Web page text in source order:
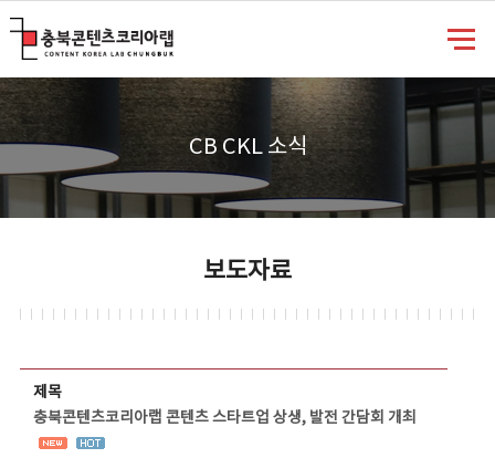
CB CKL 소식
보도자료
제목
충북콘텐츠코리아랩 콘텐츠 스타트업 상생, 발전 간담회 개최